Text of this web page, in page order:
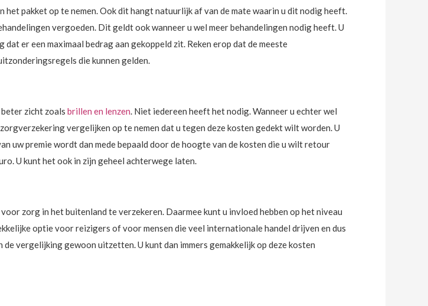
pakket op te nemen. Ook dit hangt natuurlijk af van de mate waarin u dit nodig heeft.
vergoeden. Dit geldt ook wanneer u wel meer behandelingen nodig heeft. U
er een maximaal bedrag aan gekoppeld zit. Reken erop dat de meeste
die kunnen gelden.
zicht zoals brillen en lenzen. Niet iedereen heeft het nodig. Wanneer u echter wel
vergelijken op te nemen dat u tegen deze kosten gedekt wilt worden. U
uw premie wordt dan mede bepaald door de hoogte van de kosten die u wilt retour
U kunt het ook in zijn geheel achterwege laten.
zorg in het buitenland te verzekeren. Daarmee kunt u invloed hebben op het niveau
optie voor reizigers of voor mensen die veel internationale handel drijven en dus
vergelijking gewoon uitzetten. U kunt dan immers gemakkelijk op deze kosten